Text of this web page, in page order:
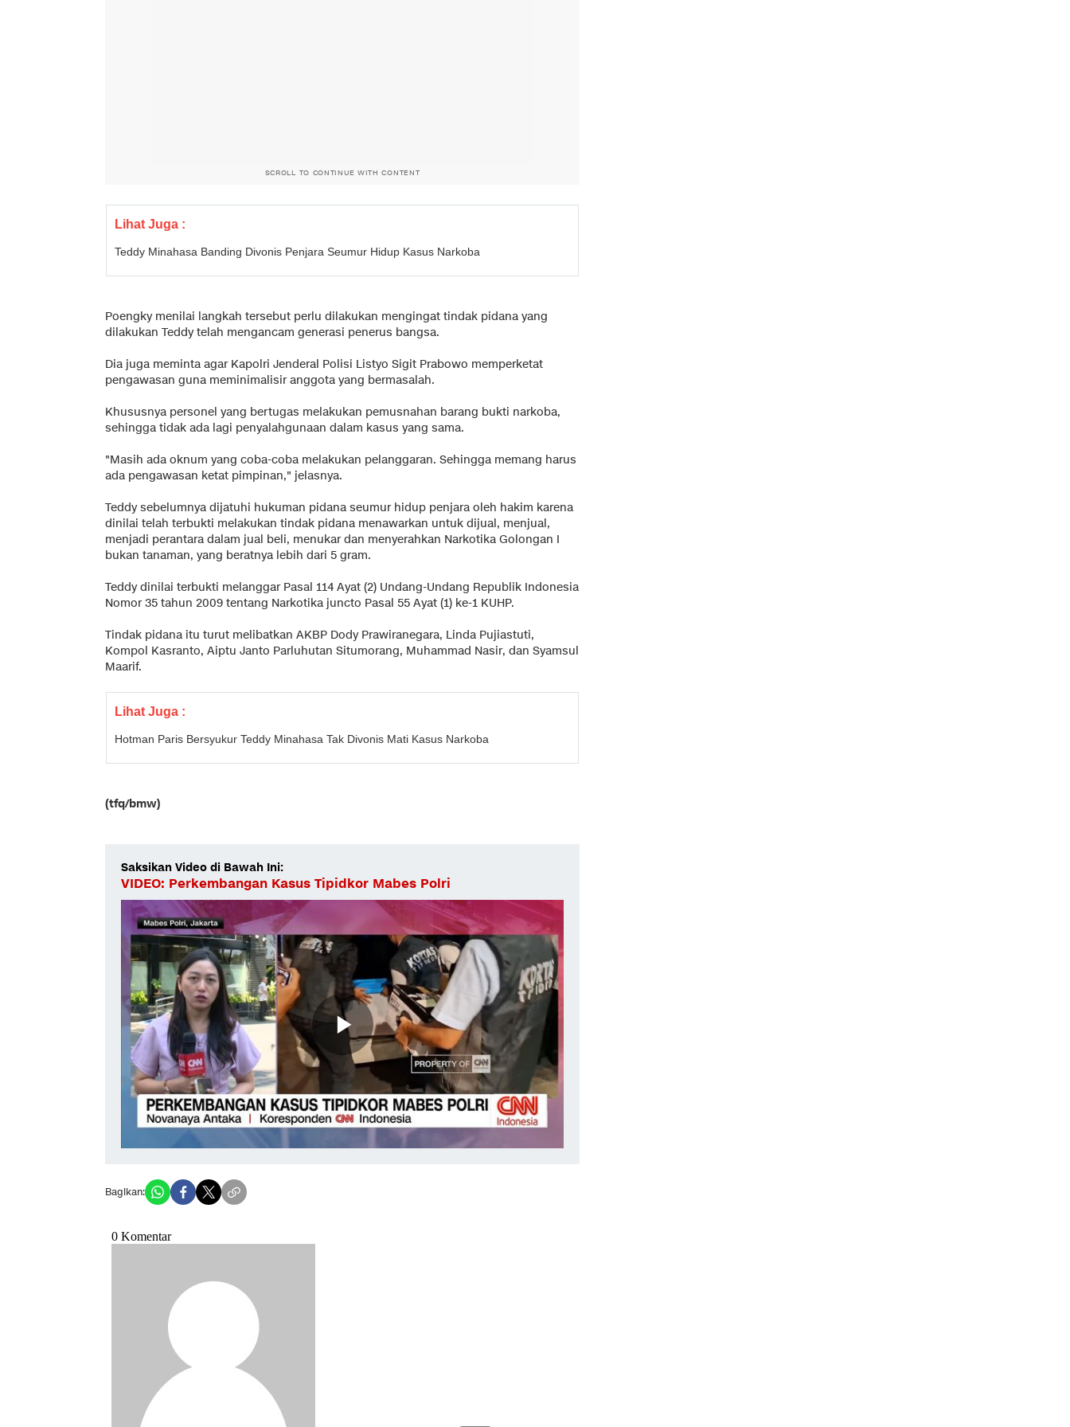
SCROLL TO CONTINUE WITH CONTENT
Lihat Juga :
Teddy Minahasa Banding Divonis Penjara Seumur Hidup Kasus Narkoba
Poengky menilai langkah tersebut perlu dilakukan mengingat tindak pidana yang
dilakukan Teddy telah mengancam generasi penerus bangsa.
Dia juga meminta agar Kapolri Jenderal Polisi Listyo Sigit Prabowo memperketat
pengawasan guna meminimalisir anggota yang bermasalah.
Khususnya personel yang bertugas melakukan pemusnahan barang bukti narkoba,
sehingga tidak ada lagi penyalahgunaan dalam kasus yang sama.
"Masih ada oknum yang coba-coba melakukan pelanggaran. Sehingga memang harus
ada pengawasan ketat pimpinan," jelasnya.
Teddy sebelumnya dijatuhi hukuman pidana seumur hidup penjara oleh hakim karena
dinilai telah terbukti melakukan tindak pidana menawarkan untuk dijual, menjual,
menjadi perantara dalam jual beli, menukar dan menyerahkan Narkotika Golongan I
bukan tanaman, yang beratnya lebih dari 5 gram.
Teddy dinilai terbukti melanggar Pasal 114 Ayat (2) Undang-Undang Republik Indonesia
Nomor 35 tahun 2009 tentang Narkotika juncto Pasal 55 Ayat (1) ke-1 KUHP.
Tindak pidana itu turut melibatkan AKBP Dody Prawiranegara, Linda Pujiastuti,
Kompol Kasranto, Aiptu Janto Parluhutan Situmorang, Muhammad Nasir, dan Syamsul
Maarif.
Lihat Juga :
Hotman Paris Bersyukur Teddy Minahasa Tak Divonis Mati Kasus Narkoba
(tfq/bmw)
Saksikan Video di Bawah Ini:
VIDEO: Perkembangan Kasus Tipidkor Mabes Polri
Bagikan: